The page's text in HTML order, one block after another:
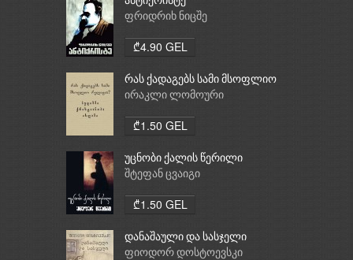
ფრიდრიხ ნიცშე
₾4.90 GEL
რას ქადაგებს სამი მსოფლიო
რელიგია: ბუდიზმი,
ირაკლი ლომოური
₾1.50 GEL
უცნობი ქალის წერილი
შტეფან ცვაიგი
₾1.50 GEL
დანაშაული და სასჯელი
ფიოდორ დოსტოევსკი